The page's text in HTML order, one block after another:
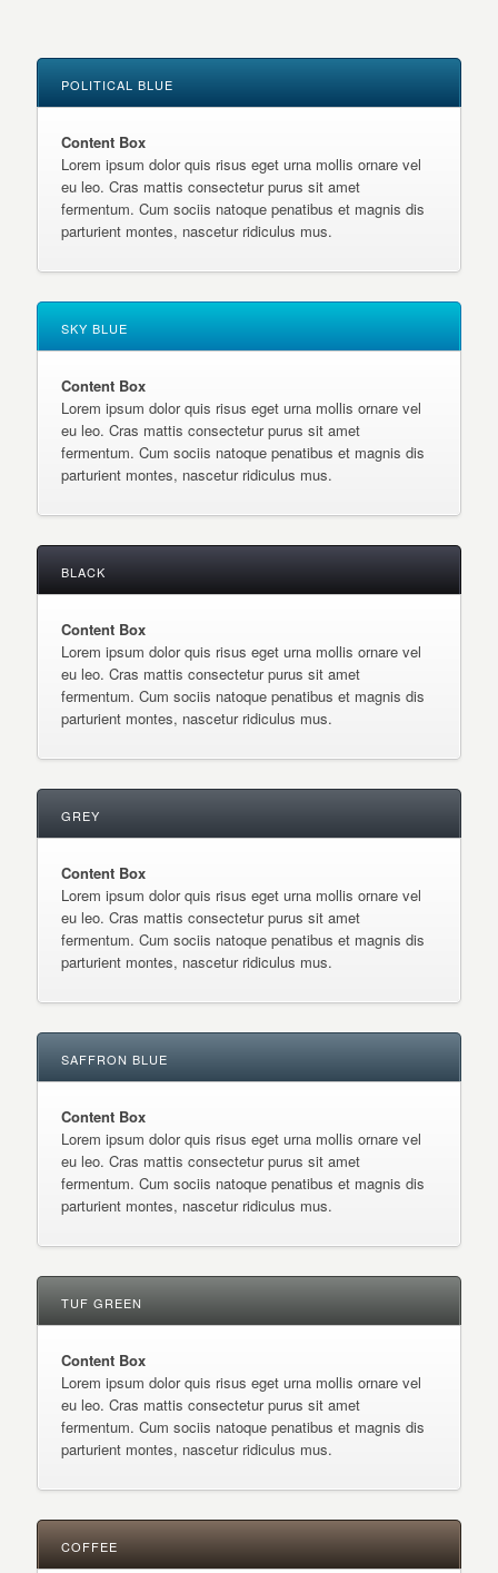
POLITICAL BLUE
Content Box
Lorem ipsum dolor quis risus eget urna mollis ornare vel
eu leo. Cras mattis consectetur purus sit amet
fermentum. Cum sociis natoque penatibus et magnis dis
parturient montes, nascetur ridiculus mus.
SKY BLUE
Content Box
Lorem ipsum dolor quis risus eget urna mollis ornare vel
eu leo. Cras mattis consectetur purus sit amet
fermentum. Cum sociis natoque penatibus et magnis dis
parturient montes, nascetur ridiculus mus.
BLACK
Content Box
Lorem ipsum dolor quis risus eget urna mollis ornare vel
eu leo. Cras mattis consectetur purus sit amet
fermentum. Cum sociis natoque penatibus et magnis dis
parturient montes, nascetur ridiculus mus.
GREY
Content Box
Lorem ipsum dolor quis risus eget urna mollis ornare vel
eu leo. Cras mattis consectetur purus sit amet
fermentum. Cum sociis natoque penatibus et magnis dis
parturient montes, nascetur ridiculus mus.
SAFFRON BLUE
Content Box
Lorem ipsum dolor quis risus eget urna mollis ornare vel
eu leo. Cras mattis consectetur purus sit amet
fermentum. Cum sociis natoque penatibus et magnis dis
parturient montes, nascetur ridiculus mus.
TUF GREEN
Content Box
Lorem ipsum dolor quis risus eget urna mollis ornare vel
eu leo. Cras mattis consectetur purus sit amet
fermentum. Cum sociis natoque penatibus et magnis dis
parturient montes, nascetur ridiculus mus.
COFFEE